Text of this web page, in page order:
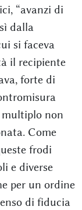
“avanzi di
dalla
si faceva
il recipiente
forte di
non
Come
frodi
e diverse
per un ordine
di fiducia